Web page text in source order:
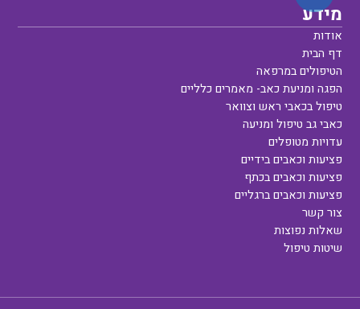
מידע
אודות
דף הבית
הטיפולים במרפאה
הפגה ומניעת כאב- מאמרים כלליים
טיפול בכאבי ראש וצוואר
כאבי גב טיפול ומניעה
עדויות מטופלים
פציעות וכאבים בידיים
פציעות וכאבים בכתף
פציעות וכאבים ברגליים
צור קשר
שאלות נפוצות
שיטות טיפול